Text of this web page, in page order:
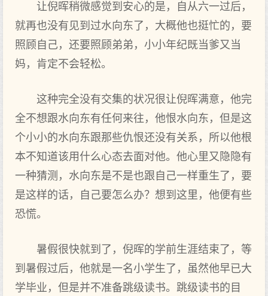
让倪晖稍微感觉到安心的是，自从六一过后，
就再也没有见到过水向东了，大概他也挺忙的，要
照顾自己，还要照顾弟弟，小小年纪既当爹又当
妈，肯定不会轻松。
这种完全没有交集的状况很让倪晖满意，他完
全不想跟水向东有任何来往，他恨水向东，但是这
个小小的水向东跟那些仇恨还没有关系，所以他根
本不知道该用什么心态去面对他。他心里又隐隐有
一种猜测，水向东是不是也跟自己一样重生了，要
是这样的话，自己要怎么办？想到这里，他便有些
恐慌。
暑假很快就到了，倪晖的学前生涯结束了，等
到暑假过后，他就是一名小学生了，虽然他早已大
学毕业，但是并不准备跳级读书。跳级读书的目